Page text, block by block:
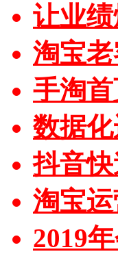
让业
淘宝
手淘
数据
抖音
淘宝
2019